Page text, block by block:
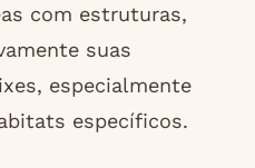
com estruturas,
suas
especialmente
específicos.